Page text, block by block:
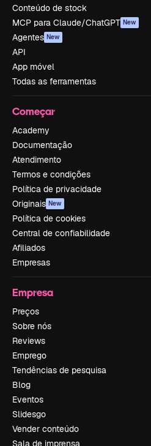
Conteúdo de stock
MCP para Claude/ChatGPT New
Agentes New
API
App móvel
Todas as ferramentas
Começar
Academy
Documentação
Atendimento
Termos e condições
Política de privacidade
Originais New
Política de cookies
Central de confiabilidade
Afiliados
Empresas
Empresa
Preços
Sobre nós
Reviews
Emprego
Tendências de pesquisa
Blog
Eventos
Slidesgo
Vender conteúdo
Sala de imprensa